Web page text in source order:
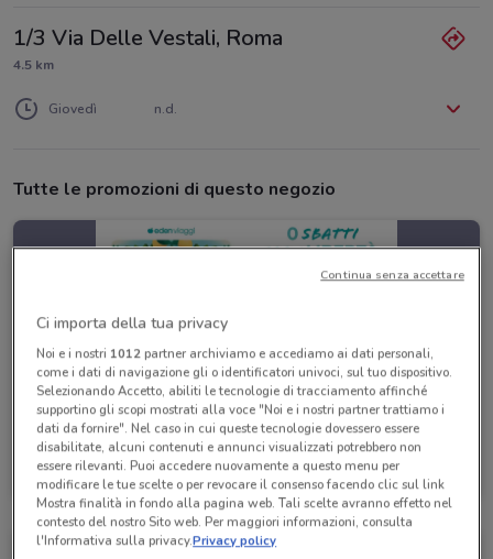
1/3 Via Delle Vestali, Roma
4.5 km
Giovedì n.d.
Tutte le promozioni di questo negozio
Eden Viaggi
Scade il 30/04 530 m
Ci importa della tua privacy
Noi e i nostri 1012partner archiviamo e accediamo ai dati personali,
come i dati di navigazione gli o identificatori univoci, sul tuo dispositivo.
Selezionando Accetto, abiliti le tecnologie di tracciamento affinché
supportino gli scopi mostrati alla voce "Noi e i nostri partner trattiamo i
dati da fornire". Nel caso in cui queste tecnologie dovessero essere
disabilitate, alcuni contenuti e annunci visualizzati potrebbero non
essere rilevanti. Puoi accedere nuovamente a questo menu per
modificare le tue scelte o per revocare il consenso facendo clic sul link
Mostra finalità in fondo alla pagina web. Tali scelte avranno effetto nel
contesto del nostro Sito web. Per maggiori informazioni, consulta
l'Informativa sulla privacy.Privacy policy
Continua senza accettare